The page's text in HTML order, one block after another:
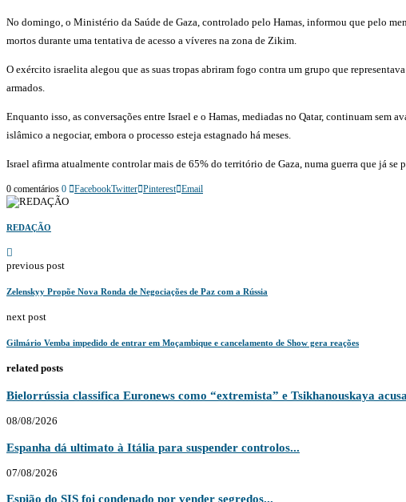
No domingo, o Ministério da Saúde de Gaza, controlado pelo Hamas, informou que pelo
mortos durante uma tentativa de acesso a víveres na zona de Zikim.
O exército israelita alegou que as suas tropas abriram fogo contra um grupo que
armados.
Enquanto isso, as conversações entre Israel e o Hamas, mediadas no Qatar, continuam
islâmico a negociar, embora o processo esteja estagnado há meses.
Israel afirma atualmente controlar mais de 65% do território de Gaza, numa guerra que já se
0 comentários 0 FacebookTwitter Pinterest Email
REDAÇÃO
previous post
Zelenskyy Propõe Nova Ronda de Negociações de Paz com a Rússia
next post
Gilmário Vemba impedido de entrar em Moçambique e cancelamento de Show gera reações
related posts
Bielorrússia classifica Euronews como “extremista” e Tsikhanouskaya
08/08/2026
Espanha dá ultimato à Itália para suspender controlos...
07/08/2026
Espião do SIS foi condenado por vender segredos...